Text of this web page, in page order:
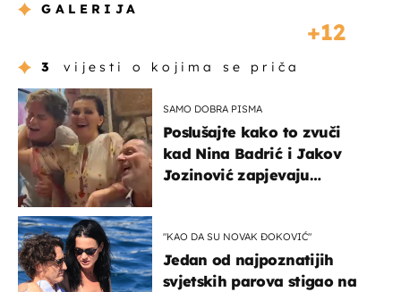
GALERIJA
12
3 vijesti o kojima se priča
SAMO DOBRA PISMA
Poslušajte kako to zvuči
kad Nina Badrić i Jakov
Jozinović zapjevaju
"KAO DA SU NOVAK ĐOKOVIĆ"
Jedan od najpoznatijih
svjetskih parova stigao na